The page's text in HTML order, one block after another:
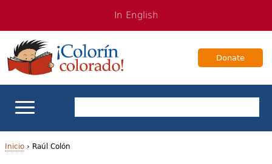
navigation
Content
In English
Donate
Inicio› Raúl Colón